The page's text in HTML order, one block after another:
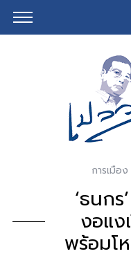
การเมือง
‘ธนก
งอแง
พร้อมโ